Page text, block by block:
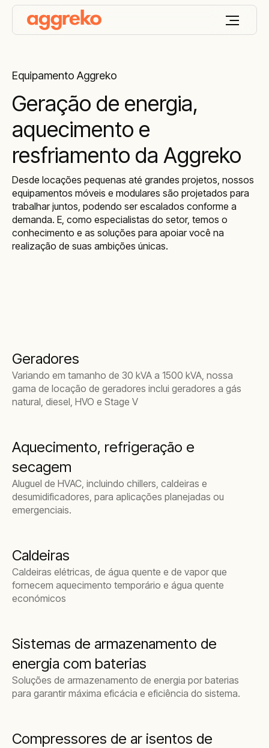
Equipamento Aggreko
Geração de energia,
aquecimento e
resfriamento da Aggreko
Desde locações pequenas até grandes projetos, nossos
equipamentos móveis e modulares são projetados para
trabalhar juntos, podendo ser escalados conforme a
demanda. E, como especialistas do setor, temos o
conhecimento e as soluções para apoiar você na
realização de suas ambições únicas.
Geradores
Variando em tamanho de 30 kVA a 1500 kVA, nossa
gama de locação de geradores inclui geradores a gás
natural, diesel, HVO e Stage V
Aquecimento, refrigeração e
secagem
Aluguel de HVAC, incluindo chillers, caldeiras e
desumidificadores, para aplicações planejadas ou
emergenciais.
Caldeiras
Caldeiras elétricas, de água quente e de vapor que
fornecem aquecimento temporário e água quente
económicos
Sistemas de armazenamento de
energia com baterias
Soluções de armazenamento de energia por baterias
para garantir máxima eficácia e eficiência do sistema.
Compressores de ar isentos de